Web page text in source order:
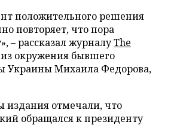
положительного решения
повторяет, что пора
– рассказал журналуThe
окружения бывшего
Украины Михаила Федорова,
издания отмечали, что
обращался к президенту